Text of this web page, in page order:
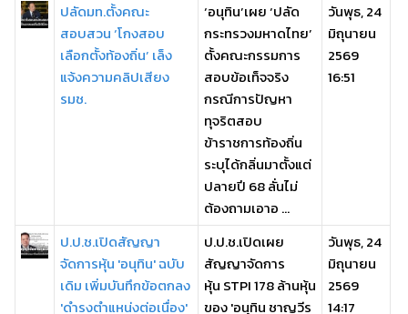
ปลัดมท.ตั้งคณะ
สอบสวน ‘โกงสอบ
เลือกตั้งท้องถิ่น’ เล็ง
แจ้งความคลิปเสียง
รมช.
‘อนุทิน’เผย ‘ปลัด
กระทรวงมหาดไทย’
ตั้งคณะกรรมการ
สอบข้อเท็จจริง
กรณีการปัญหา
ทุจริตสอบ
ข้าราชการท้องถิ่น
ระบุได้กลิ่นมาตั้งแต่
ปลายปี 68 ลั่นไม่
ต้องถามเอาอ ...
วันพุธ, 24
มิถุนายน
2569
16:51
ป.ป.ช.เปิดสัญญา
จัดการหุ้น 'อนุทิน' ฉบับ
เดิม เพิ่มบันทึกข้อตกลง
'ดำรงตำแหน่งต่อเนื่อง'
ป.ป.ช.เปิดเผย
สัญญาจัดการ
หุ้น STPI 178 ล้านหุ้น
ของ 'อนุทิน ชาญวีร
วันพุธ, 24
มิถุนายน
2569
14:17